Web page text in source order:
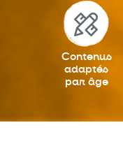
Contenus
adaptés
par âge